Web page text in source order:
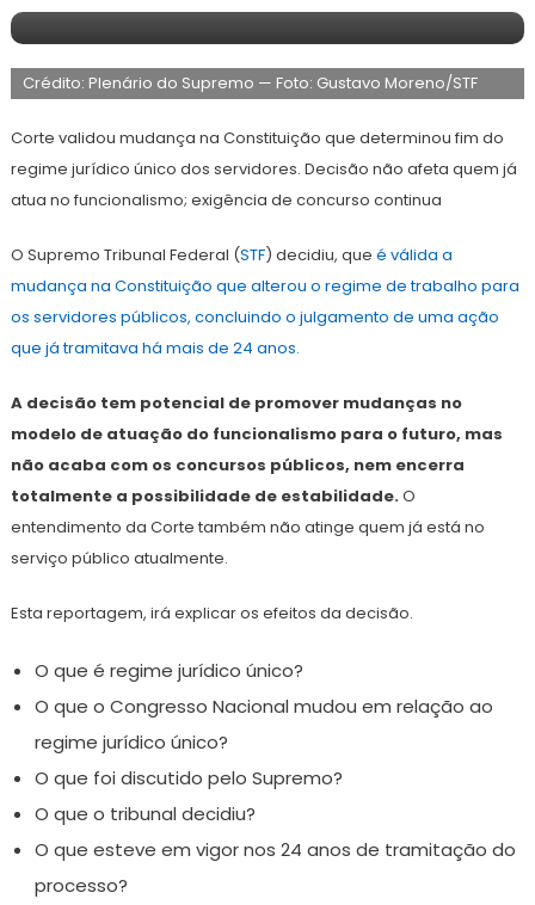
novembro
2024
Crédito: Plenário do Supremo — Foto: Gustavo Moreno/STF
Corte validou mudança na Constituição que determinou fim do
regime jurídico único dos servidores. Decisão não afeta quem já
atua no funcionalismo; exigência de concurso continua
O Supremo Tribunal Federal (STF) decidiu, que é válida a
mudança na Constituição que alterou o regime de trabalho para
os servidores públicos, concluindo o julgamento de uma ação
que já tramitava há mais de 24 anos.
A decisão tem potencial de promover mudanças no
modelo de atuação do funcionalismo para o futuro, mas
não acaba com os concursos públicos, nem encerra
totalmente a possibilidade de estabilidade.O
entendimento da Corte também não atinge quem já está no
serviço público atualmente.
Esta reportagem, irá explicar os efeitos da decisão.
O que é regime jurídico único?
O que o Congresso Nacional mudou em relação ao
regime jurídico único?
O que foi discutido pelo Supremo?
O que o tribunal decidiu?
O que esteve em vigor nos 24 anos de tramitação do
processo?